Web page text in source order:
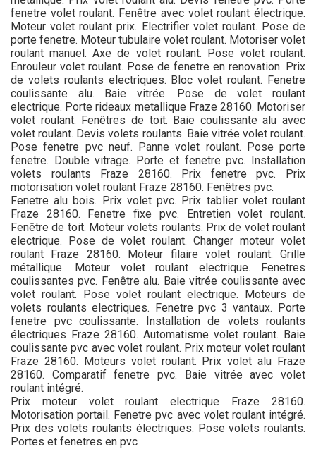
fenetre volet roulant. Fenêtre avec volet roulant électrique.
Moteur volet roulant prix. Electrifier volet roulant. Pose de
porte fenetre. Moteur tubulaire volet roulant. Motoriser volet
roulant manuel. Axe de volet roulant. Pose volet roulant.
Enrouleur volet roulant. Pose de fenetre en renovation. Prix
de volets roulants electriques. Bloc volet roulant. Fenetre
coulissante alu. Baie vitrée. Pose de volet roulant
electrique. Porte rideaux metallique Fraze 28160. Motoriser
volet roulant. Fenêtres de toit. Baie coulissante alu avec
volet roulant. Devis volets roulants. Baie vitrée volet roulant.
Pose fenetre pvc neuf. Panne volet roulant. Pose porte
fenetre. Double vitrage. Porte et fenetre pvc. Installation
volets roulants Fraze 28160. Prix fenetre pvc. Prix
motorisation volet roulant Fraze 28160. Fenêtres pvc.
Fenetre alu bois. Prix volet pvc. Prix tablier volet roulant
Fraze 28160. Fenetre fixe pvc. Entretien volet roulant.
Fenêtre de toit. Moteur volets roulants. Prix de volet roulant
electrique. Pose de volet roulant. Changer moteur volet
roulant Fraze 28160. Moteur filaire volet roulant. Grille
métallique. Moteur volet roulant electrique. Fenetres
coulissantes pvc. Fenêtre alu. Baie vitrée coulissante avec
volet roulant. Pose volet roulant electrique. Moteurs de
volets roulants electriques. Fenetre pvc 3 vantaux. Porte
fenetre pvc coulissante. Installation de volets roulants
électriques Fraze 28160. Automatisme volet roulant. Baie
coulissante pvc avec volet roulant. Prix moteur volet roulant
Fraze 28160. Moteurs volet roulant. Prix volet alu Fraze
28160. Comparatif fenetre pvc. Baie vitrée avec volet
roulant intégré.
Prix moteur volet roulant electrique Fraze 28160.
Motorisation portail. Fenetre pvc avec volet roulant intégré.
Prix des volets roulants électriques. Pose volets roulants.
Portes et fenetres en pvc